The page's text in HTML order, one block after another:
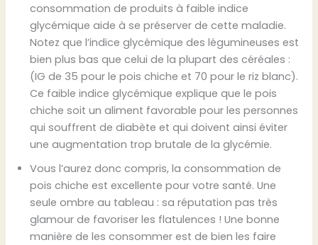
consommation de produits à faible indice
glycémique aide à se préserver de cette maladie.
Notez que l’indice glycémique des légumineuses est
bien plus bas que celui de la plupart des céréales :
(IG de 35 pour le pois chiche et 70 pour le riz blanc).
Ce faible indice glycémique explique que le pois
chiche soit un aliment favorable pour les personnes
qui souffrent de diabète et qui doivent ainsi éviter
une augmentation trop brutale de la glycémie.
Vous l’aurez donc compris, la consommation de
pois chiche est excellente pour votre santé. Une
seule ombre au tableau : sa réputation pas très
glamour de favoriser les flatulences ! Une bonne
manière de les consommer est de bien les faire